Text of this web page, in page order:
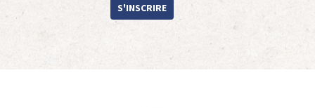
S'INSCRIRE